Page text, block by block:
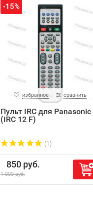
-15%
избранное сравнить
Пульт IRC для Panasonic
(IRC 12 F)
(1)
850 руб.
1 000 руб.